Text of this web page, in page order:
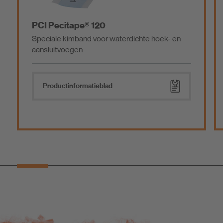
PCI Pecitape® 120
Speciale kimband voor waterdichte hoek- en
aansluitvoegen
Product­informatieblad